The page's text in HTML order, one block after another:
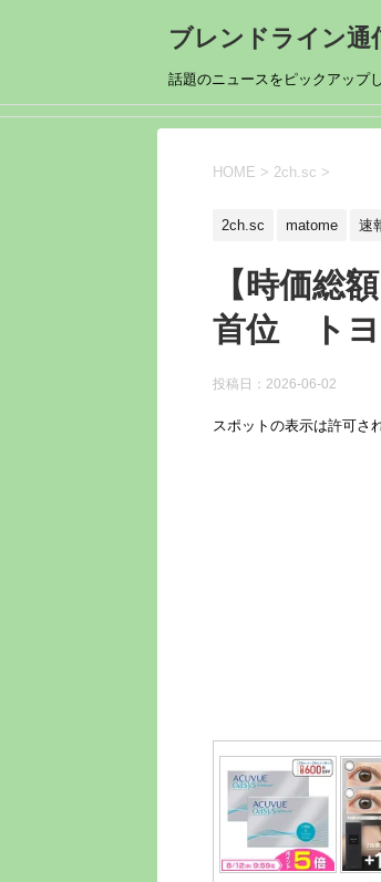
ブレンドライン通
話題のニュースをピックアップ
HOME > 2ch.sc >
2ch.sc matome 速
【時価総
首位 トヨ
投稿日： 2026-06-02